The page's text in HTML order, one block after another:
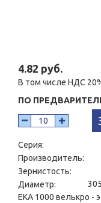
4.82 руб.
В том числе НДС
ПО
Серия:
Производитель:
Зернистость:
Диаметр:
ЕКА 1000 велькро -